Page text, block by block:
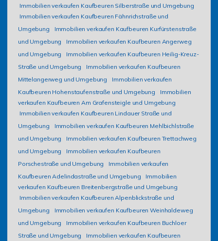
Immobilien verkaufen Kaufbeuren Silberstraße und Umgebung
Immobilien verkaufen Kaufbeuren Fähnrichstraße und
Umgebung
Immobilien verkaufen Kaufbeuren Kurfürstenstraße
und Umgebung
Immobilien verkaufen Kaufbeuren Angerweg
und Umgebung
Immobilien verkaufen Kaufbeuren Heilig-Kreuz-
Straße und Umgebung
Immobilien verkaufen Kaufbeuren
Mittelangerweg und Umgebung
Immobilien verkaufen
Kaufbeuren Hohenstaufenstraße und Umgebung
Immobilien
verkaufen Kaufbeuren Am Grafensteigle und Umgebung
Immobilien verkaufen Kaufbeuren Lindauer Straße und
Umgebung
Immobilien verkaufen Kaufbeuren Mehlbichlstraße
und Umgebung
Immobilien verkaufen Kaufbeuren Trettachweg
und Umgebung
Immobilien verkaufen Kaufbeuren
Porschestraße und Umgebung
Immobilien verkaufen
Kaufbeuren Adelindastraße und Umgebung
Immobilien
verkaufen Kaufbeuren Breitenbergstraße und Umgebung
Immobilien verkaufen Kaufbeuren Alpenblickstraße und
Umgebung
Immobilien verkaufen Kaufbeuren Weinhaldeweg
und Umgebung
Immobilien verkaufen Kaufbeuren Buchloer
Straße und Umgebung
Immobilien verkaufen Kaufbeuren